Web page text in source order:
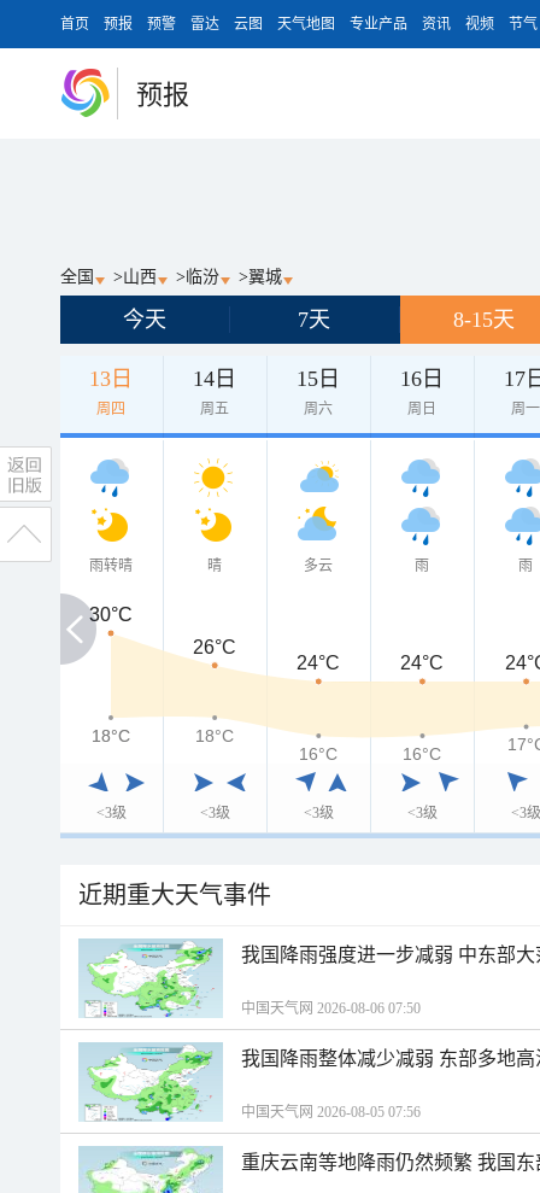
首页 预报 预警 雷达 云图 天气地图 专业产品 资讯 视频 节气
预报
全国 >山西 > 临汾 >翼城
今天 7天 8-15天
13日
周四
14日
周五
15日
周六
16日
周日
17
周一
雨转晴
<3级
晴
<3级
多云
<3级
雨
<3级
雨
<3级
30°C
30°C
26°C
24°C 24°C
18°C
18°C
18°C
16°C
16°C
近期重大天气事件
我国降雨强度进一步减弱 中东部
中国天气网 2026-08-06 07:50
我国降雨整体减少减弱 东部多地
中国天气网 2026-08-05 07:56
重庆云南等地降雨仍然频繁 我国